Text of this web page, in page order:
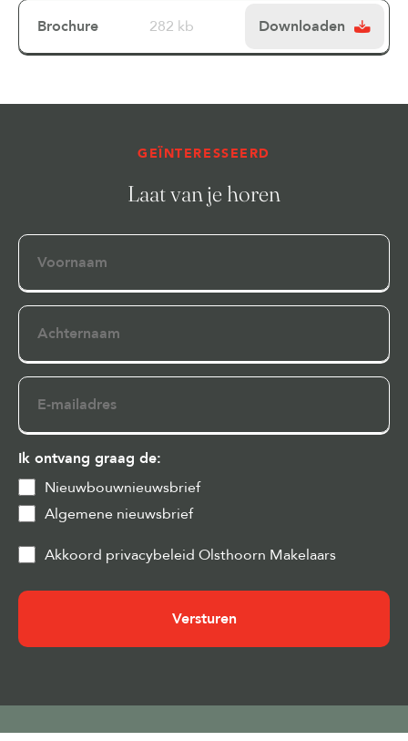
Brochure 282 kb Downloaden
GEÏNTERESSEERD
Laat van je horen
Voornaam
Achternaam
E-
mailadres
Ik ontvang graag de:
Nieuwbouwnieuwsbrief
Algemene nieuwsbrief
Privacy
Cookies
Akkoord privacybeleid Olsthoorn Makelaars